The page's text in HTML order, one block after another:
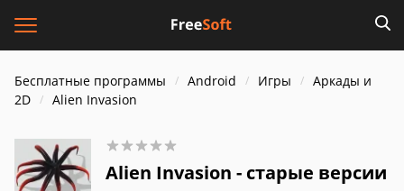
Бесплатные программы Android Игры
Аркады и
2D
Alien Invasion
Alien Invasion - старые версии